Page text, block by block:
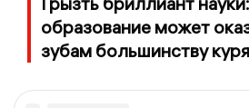
образование может
зубам большинству